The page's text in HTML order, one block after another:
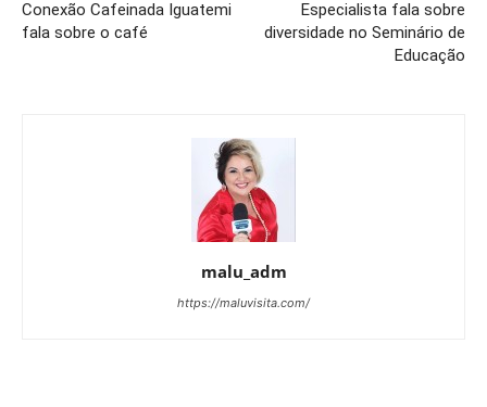
Conexão Cafeinada Iguatemi
fala sobre o café
Especialista fala sobre
diversidade no Seminário de
Educação
malu_adm
https://maluvisita.com/